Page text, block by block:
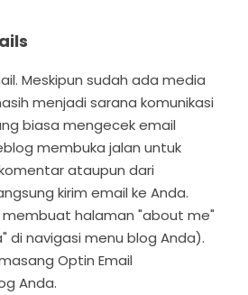
Meskipun sudah ada media
menjadi sarana komunikasi
biasa mengecek email
membuka jalan untuk
ataupun dari
kirim email ke Anda.
membuat halaman "about me"
di navigasi menu blog Anda).
Optin Email
Anda.